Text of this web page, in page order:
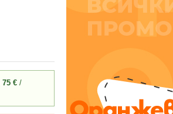
75 € /